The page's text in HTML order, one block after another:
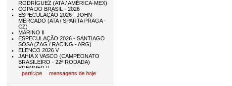
participe mensagens de hoje